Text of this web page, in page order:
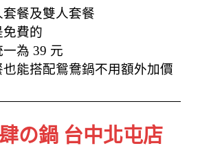
餐及雙人套餐
費的
為 39 元
能搭配鴛鴦鍋不用額外加價
の鍋 台中北屯店